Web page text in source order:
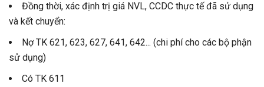
Đồng thời, xác định trị giá NVL, CCDC thực tế đã sử dụng
và kết chuyển:
Nợ TK 621, 623, 627, 641, 642... (chi phí cho các bộ phận
sử dụng)
Có TK 611